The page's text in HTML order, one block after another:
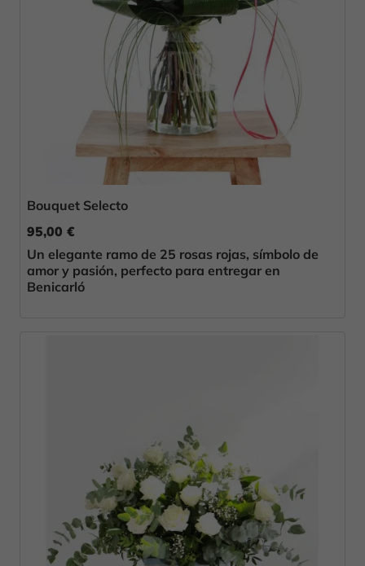
Bouquet Selecto
95,00 €
Un elegante ramo de 25 rosas rojas, símbolo de
amor y pasión, perfecto para entregar en
Benicarló